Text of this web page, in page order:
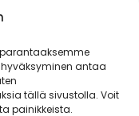
antaa
tällä sivustolla. Voit
painikkeista.
perinteisestä
antaa